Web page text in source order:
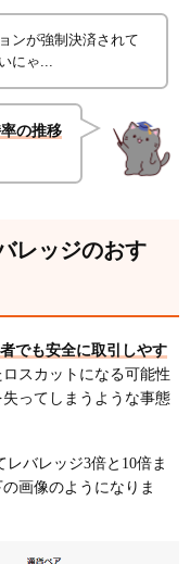
ンが強制決済されて
にゃ...
の推移
レッジのおす
でも安全に取引しやす
スカットになる可能性
ってしまうような事態
バレッジ3倍と10倍ま
画像のようになりま